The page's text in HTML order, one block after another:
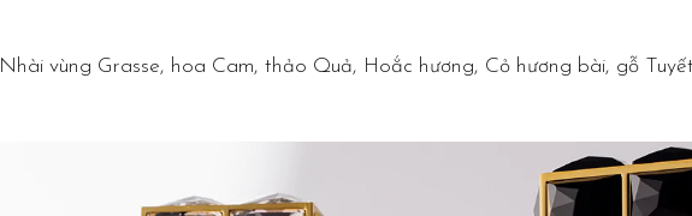
vùng Grasse, hoa Cam, thảo Quả, Hoắc hương, Cỏ hương bài, gỗ